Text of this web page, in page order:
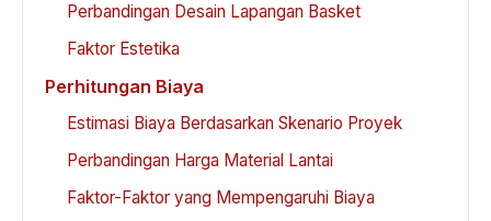
Perbandingan Desain Lapangan Basket
Faktor Estetika
Perhitungan Biaya
Estimasi Biaya Berdasarkan Skenario Proyek
Perbandingan Harga Material Lantai
Faktor-Faktor yang Mempengaruhi Biaya